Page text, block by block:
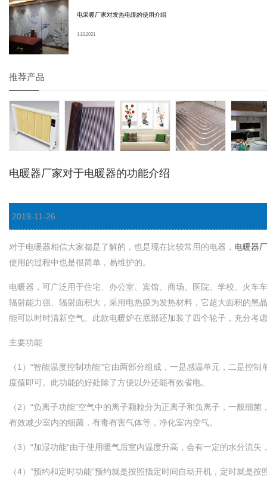
电暖器厂家对于电暖器的功能介绍
2019-11-26
对于电暖器相信大家都是了解的，也是现在比较常用的电器， 电暖器
使用的过程中也是很简单，易维护的。
电暖器，可广泛用于住宅、办公室、宾馆、商场、医院
辐射能力强、辐射面积大，采用电热膜为发热材料，它超大面积
能可以时时清新空气。此款电暖炉在底部还加装了四个轮子，充分考
主要功能
（1）“智能温度控制功能”它由两部分组成，一是感温单元，二是
度值即可。此功能的好处除了方便以外还能有效省电。
（2）“负离子功能”空气中的离子颗粒分为正离子和负离子，一般细菌
有效减少室内的细菌，有毒有害气体等，净化室内空气。
（3）“加湿功能”由于使用暖气后室内温度升高，会有一定的水分流
（4）“预约和定时功能”预约就是按照指定时间自动开机，定时就是按照
电采暖厂家对发热电缆的使用介绍
1 13, 2021
推荐产品